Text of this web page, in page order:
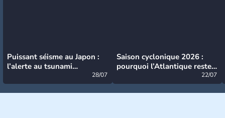
Puissant séisme au Japon :
l’alerte au tsunami
28/07
Saison cyclonique 2026 :
pourquoi l’Atlantique reste
22/07